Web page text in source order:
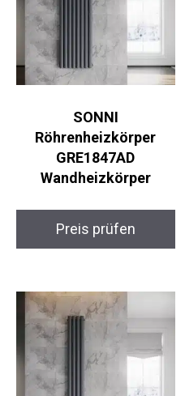
SONNI
Röhrenheizkörper
GRE1847AD
Wandheizkörper
Preis prüfen